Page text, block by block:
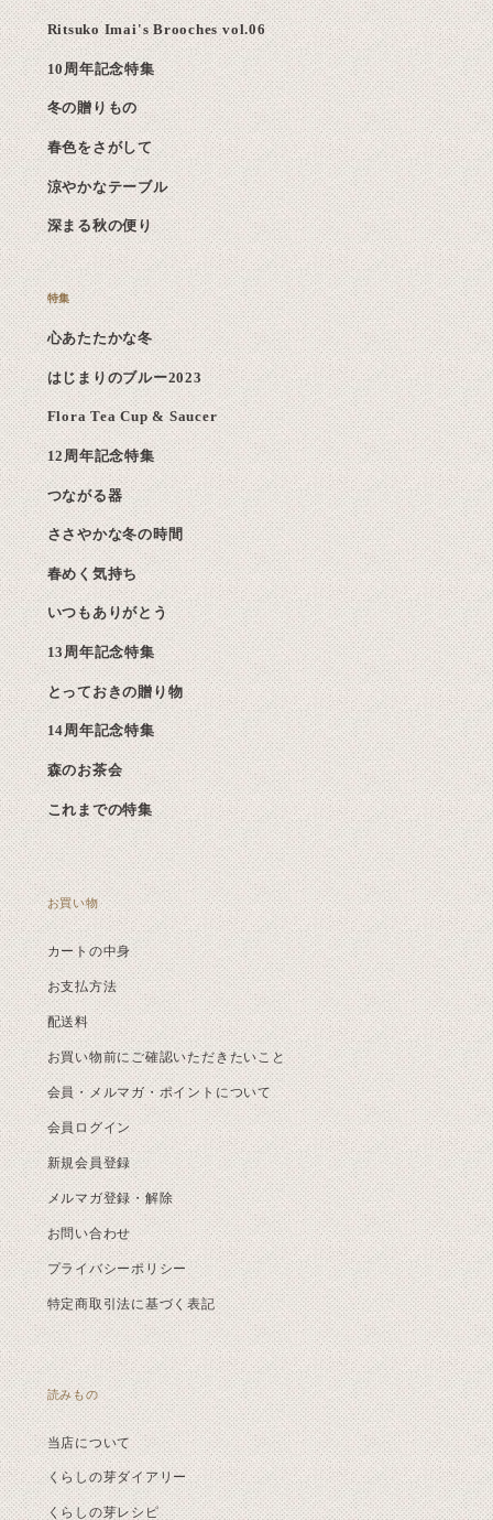
Ritsuko Imai's Brooches vol.06
10周年記念特集
冬の贈りもの
春色をさがして
涼やかなテーブル
深まる秋の便り
心あたたかな冬
はじまりのブルー2023
Flora Tea Cup & Saucer
12周年記念特集
つながる器
ささやかな冬の時間
春めく気持ち
いつもありがとう
13周年記念特集
とっておきの贈り物
14周年記念特集
森のお茶会
これまでの特集
お買い物
カートの中身
お支払方法
配送料
お買い物前にご確認いただきたいこと
会員・メルマガ・ポイントについて
会員ログイン
新規会員登録
メルマガ登録・解除
お問い合わせ
プライバシーポリシー
特定商取引法に基づく表記
読みもの
当店について
くらしの芽ダイアリー
くらしの芽レシピ